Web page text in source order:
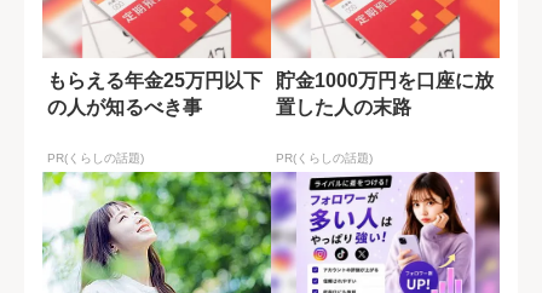
もらえる年金25万円以下
の人が知るべき事
PR(くらしの話題)
貯金1000万円を口座に放
置した人の末路
PR(くらしの話題)